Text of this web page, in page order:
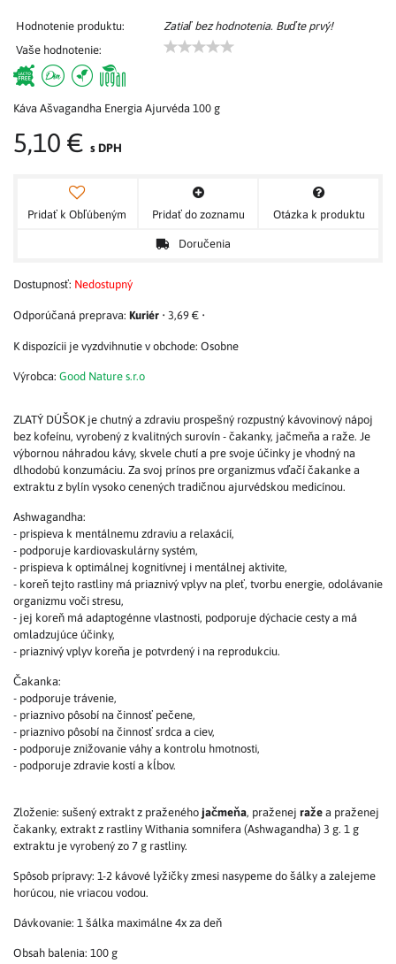
Hodnotenie produktu:
Zatiaľ bez hodnotenia. Buďte prvý!
Vaše hodnotenie:
Káva Ašvagandha Energia Ajurvéda 100 g
5,10 € s DPH
Pridať k Obľúbeným Pridať do zoznamu Otázka k produktu
Doručenia
Dostupnosť: Nedostupný
Kuriér • 3,69 € •
Osobne
Výrobca: Good Nature s.r.o
ZLATÝ DÚŠOK je chutný a zdraviu prospešný rozpustný kávovinový nápoj
bez kofeínu, vyrobený z kvalitných surovín - čakanky, jačmeňa a raže. Je
výbornou náhradou kávy, skvele chutí a pre svoje účinky je vhodný na
dlhodobú konzumáciu. Za svoj prínos pre organizmus vďačí čakanke a
extraktu z bylín vysoko cenených tradičnou ajurvédskou medicínou.
Ashwagandha:
- prispieva k mentálnemu zdraviu a relaxácií,
- podporuje kardiovaskulárny systém,
- prispieva k optimálnej kognitívnej i mentálnej aktivite,
- koreň tejto rastliny má priaznivý vplyv na pleť, tvorbu energie, odolávanie
organizmu voči stresu,
- jej koreň má adaptogénne vlastnosti, podporuje dýchacie cesty a má
omladzujúce účinky,
- priaznivý vplyv koreňa je potvrdený i na reprodukciu.
Čakanka:
- podporuje trávenie,
- priaznivo pôsobí na činnosť pečene,
- priaznivo pôsobí na činnosť srdca a ciev,
- podporuje znižovanie váhy a kontrolu hmotnosti,
- podporuje zdravie kostí a kĺbov.
Zloženie: sušený extrakt z praženého jačmeňa, praženej raže a praženej
čakanky, extrakt z rastliny Withania somnifera (Ashwagandha) 3 g. 1 g
extraktu je vyrobený zo 7 g rastliny.
Spôsob prípravy: 1-2 kávové lyžičky zmesi nasypeme do šálky a zalejeme
horúcou, nie vriacou vodou.
Dávkovanie: 1 šálka maximálne 4x za deň
Obsah balenia: 100 g